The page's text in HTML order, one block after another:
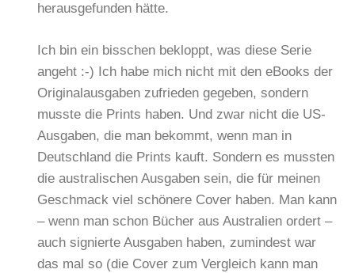
herausgefunden hätte.
Ich bin ein bisschen bekloppt, was diese Serie
angeht :-) Ich habe mich nicht mit den eBooks der
Originalausgaben zufrieden gegeben, sondern
musste die Prints haben. Und zwar nicht die US-
Ausgaben, die man bekommt, wenn man in
Deutschland die Prints kauft. Sondern es mussten
die australischen Ausgaben sein, die für meinen
Geschmack viel schönere Cover haben. Man kann
– wenn man schon Bücher aus Australien ordert –
auch signierte Ausgaben haben, zumindest war
das mal so (die Cover zum Vergleich kann man